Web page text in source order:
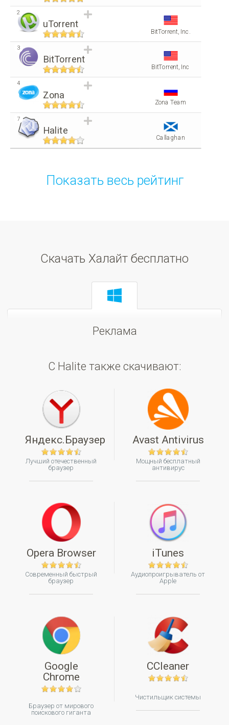
2
uTorrent
BitTorrent, Inc.
3
BitTorrent
BitTorrent, Inc
4
Zona
Zona Team
7
Halite
Callaghan
Показать весь рейтинг
Скачать Халайт бесплатно
Реклама
С Halite также скачивают:
Яндекс.Браузер
Лучший отечественный
браузер
Avast Antivirus
Мощный бесплатный
антивирус
Opera Browser
Современный быстрый
браузер
iTunes
Аудиопроигрыватель от
Apple
Google
Chrome
Браузер от мирового
поискового гиганта
CCleaner
Чистильщик системы